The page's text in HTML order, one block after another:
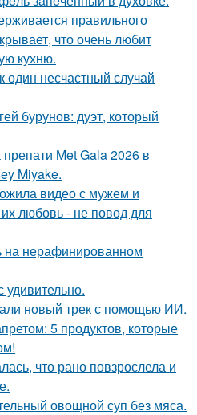
правильного
что очень любит
кухню.
один несчастный случай
бурунов: дуэт, который
Met Gala 2026 в
Miyake.
видео с мужем и
любовь - не повод для
на нерафинированном
новый трек с помощью ИИ.
5 продуктов, которые
что рано повзрослела и
овощной суп без мяса.